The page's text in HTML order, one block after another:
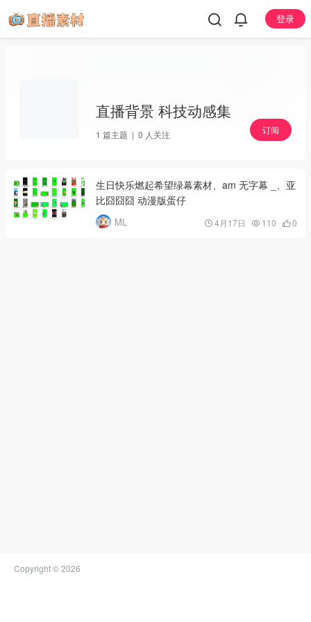
登录
直播背景 科技动感集
1 篇主题 | 0 人关注 订阅
生日快乐燃起希望绿幕素材、am 无字幕 _、亚
比囧囧囧 动漫版蛋仔
ML 4月17日 110 0
Copyright © 2026